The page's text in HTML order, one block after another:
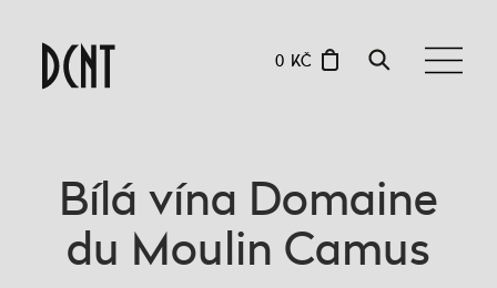
0 KČ
Bílá vína Domaine
du Moulin Camus